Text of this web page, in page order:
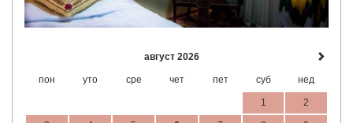
август 2026
пон уто сре чет пет суб нед
1 2